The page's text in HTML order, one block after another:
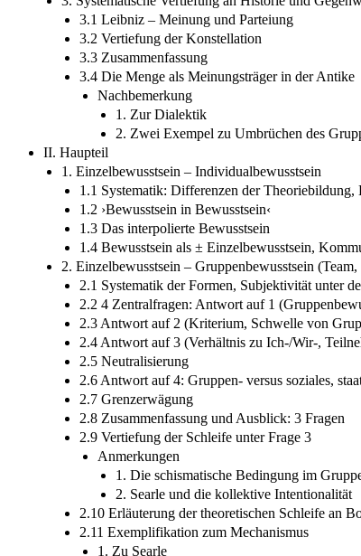
3.1 Leibniz – Meinung und Parteiung
3.2 Vertiefung der Konstellation
3.3 Zusammenfassung
3.4 Die Menge als Meinungsträger in der Antike
Nachbemerkung
1. Zur Dialektik
2. Zwei Exempel zu Umbrüchen des
II. Haupteil
1. Einzelbewusstsein – Individualbewusstsein
1.1 Systematik: Differenzen der Theoriebildung,
1.2 ›Bewusstsein in Bewusstsein‹
1.3 Das interpolierte Bewusstsein
1.4 Bewusstsein als ± Einzelbewusstsein,
2. Einzelbewusstsein – Gruppenbewusstsein
2.1 Systematik der Formen, Subjektivität unter
2.2 4 Zentralfragen: Antwort auf 1
2.3 Antwort auf 2 (Kriterium, Schwelle von
2.4 Antwort auf 3 (Verhältnis zu Ich-/Wir-,
2.5 Neutralisierung
2.6 Antwort auf 4: Gruppen- versus soziales,
2.7 Grenzerwägung
2.8 Zusammenfassung und Ausblick: 3 Fragen
2.9 Vertiefung der Schleife unter Frage 3
Anmerkungen
1. Die schismatische Bedingung im
2. Searle und die kollektive Intentionalität
2.10 Erläuterung der theoretischen Schleife an
2.11 Exemplifikation zum Mechanismus
1. Zu Searle